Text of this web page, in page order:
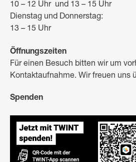
10 – 12 Uhr und 13 – 15 Uhr
Dienstag und Donnerstag:
13 – 15 Uhr
Öffnungszeiten
Für einen Besuch bitten wir um
Kontaktaufnahme. Wir freuen uns
Spenden